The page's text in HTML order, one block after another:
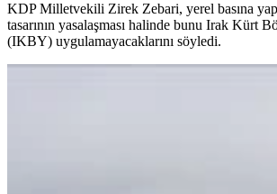
KDP Milletvekili Zirek Zebari, yerel basına
tasarının yasalaşması halinde bunu Irak Kürt
(IKBY) uygulamayacaklarını söyledi.